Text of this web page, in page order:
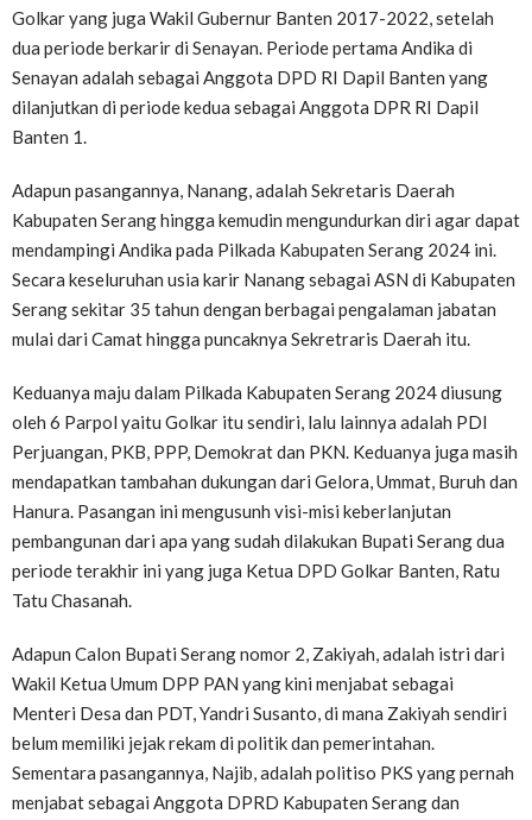
Golkar yang juga Wakil Gubernur Banten 2017-2022, setelah
dua periode berkarir di Senayan. Periode pertama Andika di
Senayan adalah sebagai Anggota DPD RI Dapil Banten yang
dilanjutkan di periode kedua sebagai Anggota DPR RI Dapil
Banten 1.
Adapun pasangannya, Nanang, adalah Sekretaris Daerah
Kabupaten Serang hingga kemudin mengundurkan diri agar dapat
mendampingi Andika pada Pilkada Kabupaten Serang 2024 ini.
Secara keseluruhan usia karir Nanang sebagai ASN di Kabupaten
Serang sekitar 35 tahun dengan berbagai pengalaman jabatan
mulai dari Camat hingga puncaknya Sekretraris Daerah itu.
Keduanya maju dalam Pilkada Kabupaten Serang 2024 diusung
oleh 6 Parpol yaitu Golkar itu sendiri, lalu lainnya adalah PDI
Perjuangan, PKB, PPP, Demokrat dan PKN. Keduanya juga masih
mendapatkan tambahan dukungan dari Gelora, Ummat, Buruh dan
Hanura. Pasangan ini mengusunh visi-misi keberlanjutan
pembangunan dari apa yang sudah dilakukan Bupati Serang dua
periode terakhir ini yang juga Ketua DPD Golkar Banten, Ratu
Tatu Chasanah.
Adapun Calon Bupati Serang nomor 2, Zakiyah, adalah istri dari
Wakil Ketua Umum DPP PAN yang kini menjabat sebagai
Menteri Desa dan PDT, Yandri Susanto, di mana Zakiyah sendiri
belum memiliki jejak rekam di politik dan pemerintahan.
Sementara pasangannya, Najib, adalah politiso PKS yang pernah
menjabat sebagai Anggota DPRD Kabupaten Serang dan